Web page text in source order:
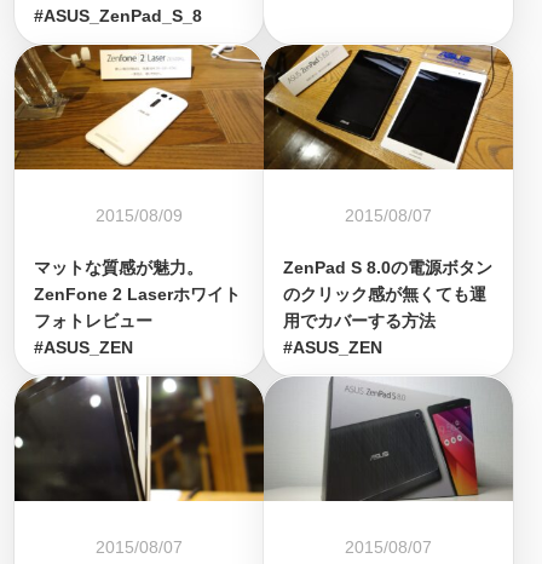
#ASUS_ZenPad_S_8
2015/08/09
マットな質感が魅力。
ZenFone 2 Laserホワイト
フォトレビュー
#ASUS_ZEN
2015/08/07
ZenPad S 8.0の電源ボタン
のクリック感が無くても運
用でカバーする方法
#ASUS_ZEN
2015/08/07 2015/08/07